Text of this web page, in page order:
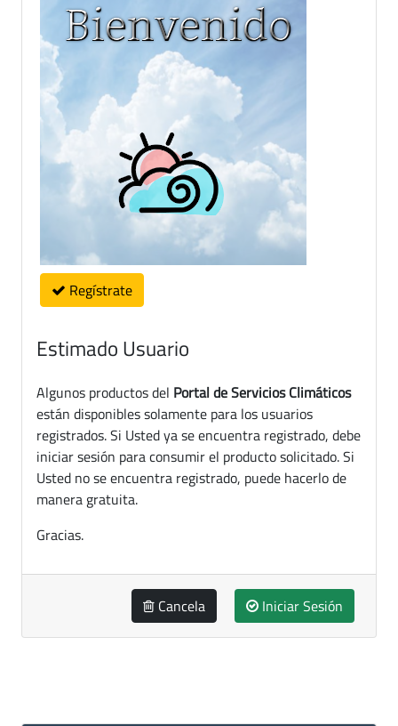
Regístrate
Estimado Usuario
Algunos productos del Portal de Servicios Climáticos
están disponibles solamente para los usuarios
registrados. Si Usted ya se encuentra registrado, debe
iniciar sesión para consumir el producto solicitado. Si
Usted no se encuentra registrado, puede hacerlo de
manera gratuita.
Gracias.
Cancela Iniciar Sesión